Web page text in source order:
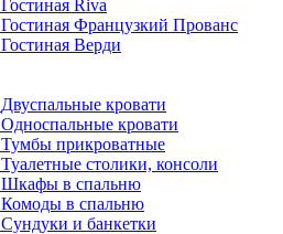
Гостиная Riva
Гостиная Французкий Прованс
Гостиная Верди
Двуспальные кровати
Односпальные кровати
Тумбы прикроватные
Туалетные столики, консоли
Шкафы в спальню
Комоды в спальню
Сундуки и банкетки